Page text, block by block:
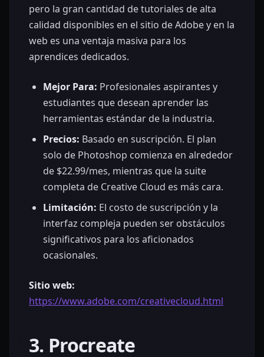
pero la gran cantidad de tutoriales de alta
calidad disponibles en el sitio de Adobe y en la
web es una ventaja masiva para los
aprendices dedicados.
Mejor Para: Profesionales aspirantes y
estudiantes que desean aprender las
herramientas estándar de la industria.
Precios: Basado en suscripción. El plan
solo de Photoshop comienza en alrededor
de $22.99/mes, mientras que la suite
completa de Creative Cloud es más cara.
Limitación: El costo de suscripción y la
interfaz compleja pueden ser obstáculos
significativos para los aficionados
ocasionales.
Sitio web:
https://www.adobe.com/creativecloud.html
3. Procreate